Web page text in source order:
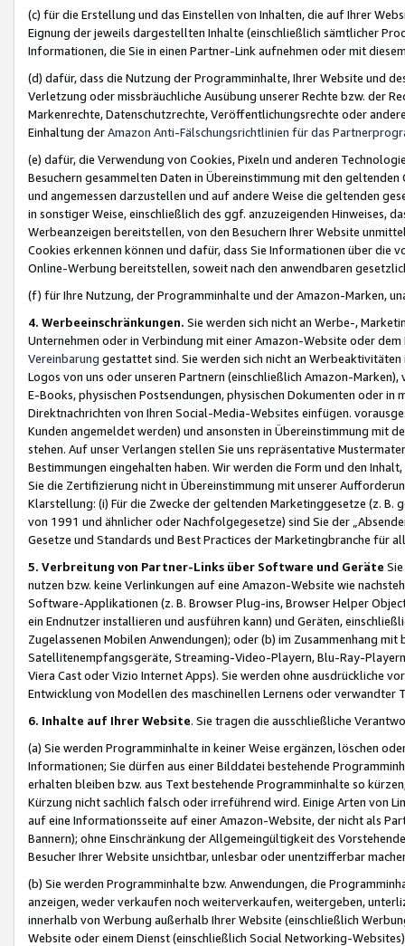
(c) für die Erstellung und das Einstellen von Inhalten, die auf Ihrer
Eignung der jeweils dargestellten Inhalte (einschließlich sämtlicher
Informationen, die Sie in einen Partner-Link aufnehmen oder mit
(d) dafür, dass die Nutzung der Programminhalte, Ihrer Website und
Verletzung oder missbräuchliche Ausübung unserer Rechte bzw. der
Markenrechte, Datenschutzrechte, Veröffentlichungsrechte oder
Einhaltung derAmazon Anti-Fälschungsrichtlinien für das
(e) dafür, die Verwendung von Cookies, Pixeln und anderen
Besuchern gesammelten Daten in Übereinstimmung mit den
und angemessen darzustellen und auf andere Weise die geltenden
in sonstiger Weise, einschließlich des ggf. anzuzeigenden Hinweises,
Werbeanzeigen bereitstellen, von den Besuchern Ihrer Website
Cookies erkennen können und dafür, dass Sie Informationen über die
Online-Werbung bereitstellen, soweit nach den anwendbaren
(f) für Ihre Nutzung, der Programminhalte und der Amazon-Marken,
4. Werbeeinschränkungen. Sie werden sich nicht an Werbe-,
Unternehmen oder in Verbindung mit einer Amazon-Website oder
Vereinbarung gestattet sind. Sie werden sich nicht an
Logos von uns oder unseren Partnern (einschließlich Amazon-
E-Books, physischen Postsendungen, physischen Dokumenten oder in
Direktnachrichten von Ihren Social-Media-Websites einfügen.
Kunden angemeldet werden) und ansonsten in Übereinstimmung mit
stehen. Auf unser Verlangen stellen Sie uns repräsentative
Bestimmungen eingehalten haben. Wir werden die Form und den
Sie die Zertifizierung nicht in Übereinstimmung mit unserer
Klarstellung: (i) Für die Zwecke der geltenden Marketinggesetze (z. B.
von 1991 und ähnlicher oder Nachfolgegesetze) sind Sie der
Gesetze und Standards und Best Practices der Marketingbranche für
5. Verbreitung von Partner-Links über Software und Geräte
nutzen bzw. keine Verlinkungen auf eine Amazon-Website wie
Software-Applikationen (z. B. Browser Plug-ins, Browser Helper
ein Endnutzer installieren und ausführen kann) und Geräten,
Zugelassenen Mobilen Anwendungen); oder (b) im Zusammenhang
Satellitenempfangsgeräte, Streaming-Video-Playern, Blu-Ray-
Viera Cast oder Vizio Internet Apps). Sie werden ohne ausdrückliche
Entwicklung von Modellen des maschinellen Lernens oder
6. Inhalte auf Ihrer Website. Sie tragen die ausschließliche
(a) Sie werden Programminhalte in keiner Weise ergänzen, löschen
Informationen; Sie dürfen aus einer Bilddatei bestehende
erhalten bleiben bzw. aus Text bestehende Programminhalte so
Kürzung nicht sachlich falsch oder irreführend wird. Einige Arten von
auf eine Informationsseite auf einer Amazon-Website, der nicht als
Bannern); ohne Einschränkung der Allgemeingültigkeit des
Besucher Ihrer Website unsichtbar, unlesbar oder unentzifferbar
(b) Sie werden Programminhalte bzw. Anwendungen, die
anzeigen, weder verkaufen noch weiterverkaufen, weitergeben,
innerhalb von Werbung außerhalb Ihrer Website (einschließlich
Website oder einem Dienst (einschließlich Social Networking-